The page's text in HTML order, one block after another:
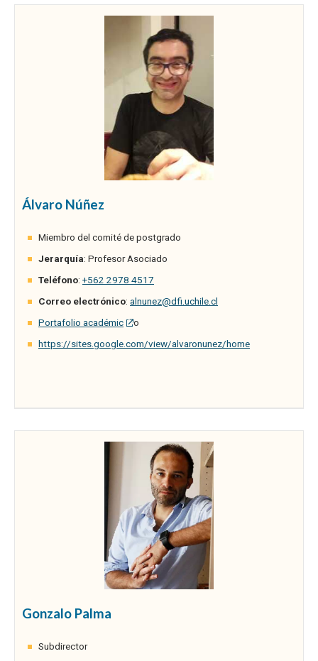
Álvaro Núñez
Miembro del comité de postgrado
Jerarquía: Profesor Asociado
Teléfono: +562 2978 4517
Correo electrónico: alnunez@dfi.uchile.cl
Portafolio académic
o
https://sites.google.com/view/alvaronunez/home
Gonzalo Palma
Subdirector